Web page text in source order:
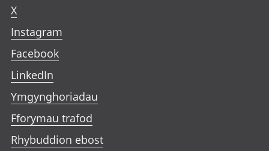
X
Instagram
Facebook
LinkedIn
Ymgynghoriadau
Fforymau trafod
Rhybuddion ebost